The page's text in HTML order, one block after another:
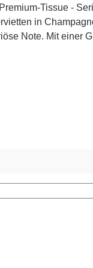
Note. Mit einer